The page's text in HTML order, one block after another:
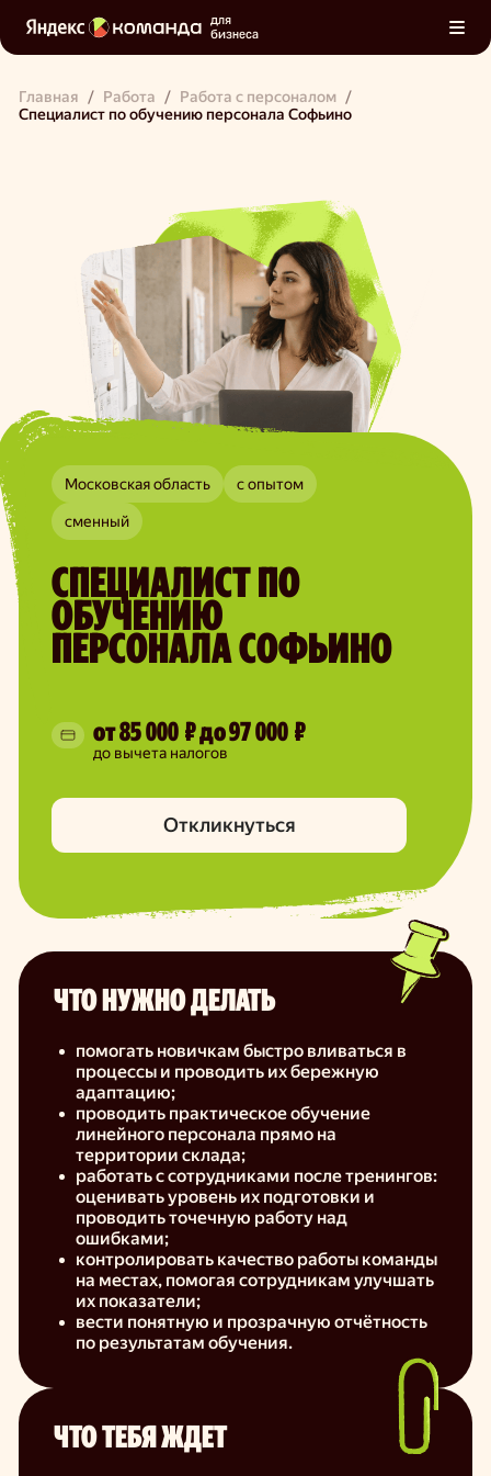
для
бизнеса
Главная / Работа / Работа с персоналом /
Специалист по обучению персонала Софьино
ЧТО НУЖНО ДЕЛАТЬ
помогать новичкам быстро вливаться в
процессы и проводить их бережную
адаптацию;
проводить практическое обучение
линейного персонала прямо на
территории склада;
работать с сотрудниками после тренингов:
оценивать уровень их подготовки и
проводить точечную работу над
ошибками;
контролировать качество работы команды
на местах, помогая сотрудникам улучшать
их показатели;
вести понятную и прозрачную отчётность
по результатам обучения.
ЧТО ТЕБЯ ЖДЕТ
Московская область с опытом
сменный
СПЕЦИАЛИСТ ПО
ОБУЧЕНИЮ
ПЕРСОНАЛА СОФЬИНО
от 85 000 ₽ до 97 000 ₽
Откликнуться